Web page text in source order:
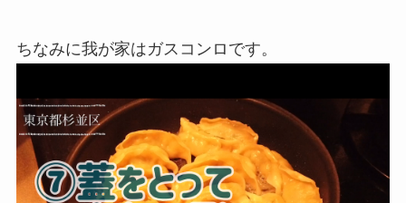
ちなみに我が家はガスコンロです。